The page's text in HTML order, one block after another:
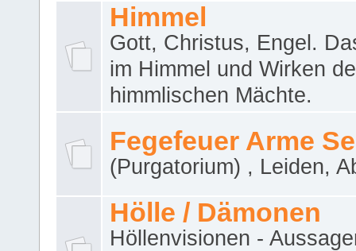
Himmel
Gott, Christus, Engel.
im Himmel und Wirken
himmlischen Mächte.
Fegefeuer Arme
(Purgatorium) , Leiden,
Hölle / Dämonen
Höllenvisionen -